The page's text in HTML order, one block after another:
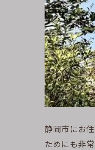
静岡市にお
ためにも非